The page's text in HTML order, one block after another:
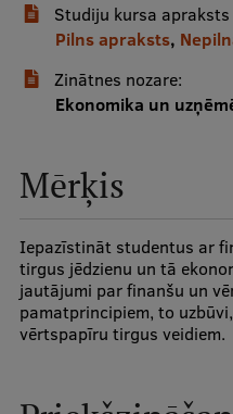
Studiju norises vietas
Mūsu cilvēki
Struktūra
Identitāte
RSU fonds
Muzeji un ekspozīcijas
Studiju kursa apraksts
Pilns apraksts,
Zinātnes nozare:
Ekonomika un
Mērķis
Iepazīstināt studentus ar
tirgus jēdzienu un tā
jautājumi par finanšu un
pamatprincipiem, to
vērtspapīru tirgus veidiem.